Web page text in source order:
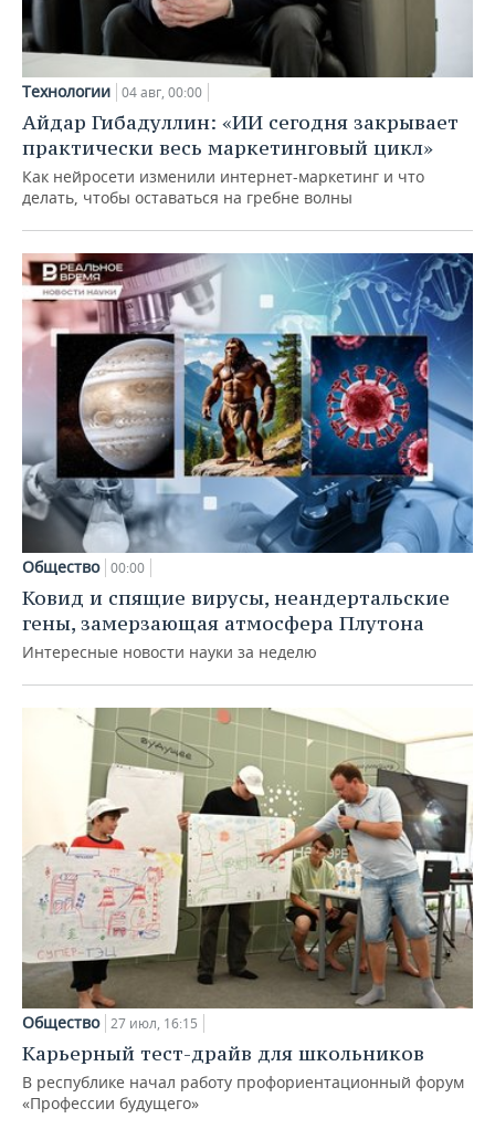
Технологии 04 авг, 00:00
Айдар Гибадуллин: «ИИ сегодня закрывает
практически весь маркетинговый цикл»
Как нейросети изменили интернет-маркетинг и что
делать, чтобы оставаться на гребне волны
Общество 00:00
Ковид и спящие вирусы, неандертальские
гены, замерзающая атмосфера Плутона
Интересные новости науки за неделю
Общество 27 июл, 16:15
Карьерный тест-драйв для школьников
В республике начал работу профориентационный форум
«Профессии будущего»